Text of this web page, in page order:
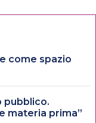
come spazio
pubblico.
materia prima”